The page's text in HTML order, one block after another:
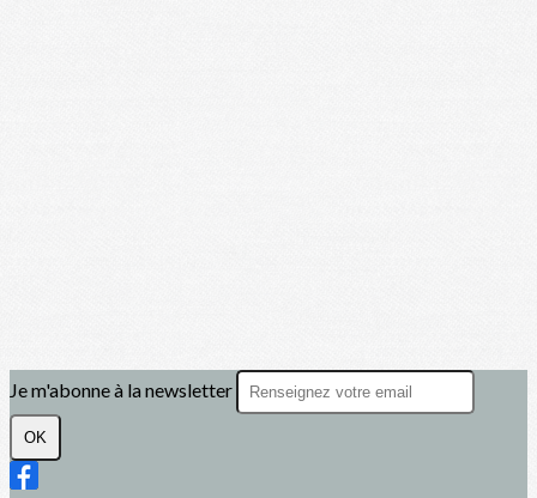
Je m'abonne à la newsletter
OK